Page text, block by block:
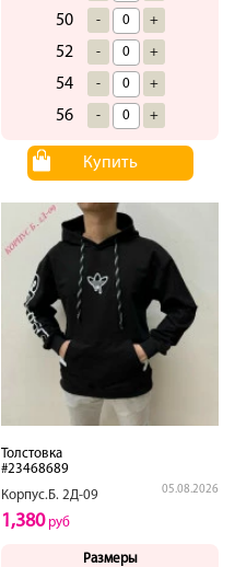
50 - +
52 - +
54 - +
56 - +
Купить
Толстовка
#23468689
Корпус.Б. 2Д-09
05.08.2026
1,380руб
Размеры